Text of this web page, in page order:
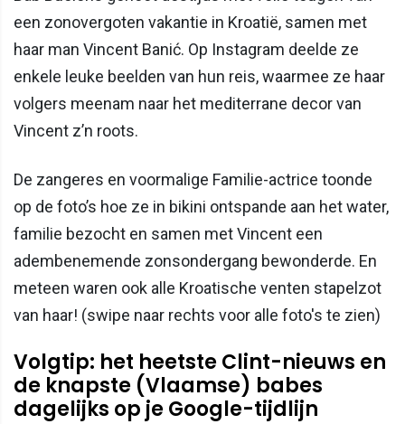
een zonovergoten vakantie in Kroatië, samen met
haar man Vincent Banić. Op Instagram deelde ze
enkele leuke beelden van hun reis, waarmee ze haar
volgers meenam naar het mediterrane decor van
Vincent z’n roots.
De zangeres en voormalige Familie-actrice toonde
op de foto’s hoe ze in bikini ontspande aan het water,
familie bezocht en samen met Vincent een
adembenemende zonsondergang bewonderde. En
meteen waren ook alle Kroatische venten stapelzot
van haar! (swipe naar rechts voor alle foto's te zien)
Volgtip: het heetste Clint-nieuws en
de knapste (Vlaamse) babes
dagelijks op je Google-tijdlijn